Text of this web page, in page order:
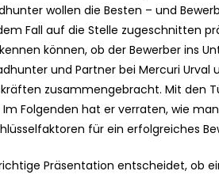
wollen die Besten – und
Fall auf die Stelle zugeschnitten
können, ob der Bewerber ins
und Partner bei Mercuri
zusammengebracht. Mit den
Folgenden hat er verraten, wie
für ein erfolgreiches
Präsentation entscheidet, ob